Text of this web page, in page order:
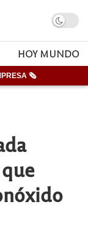
HOY MUNDO
🗞